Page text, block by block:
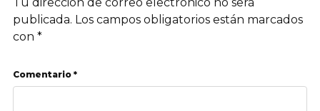
publicada. Los campos obligatorios están marcados
con *
Comentario *